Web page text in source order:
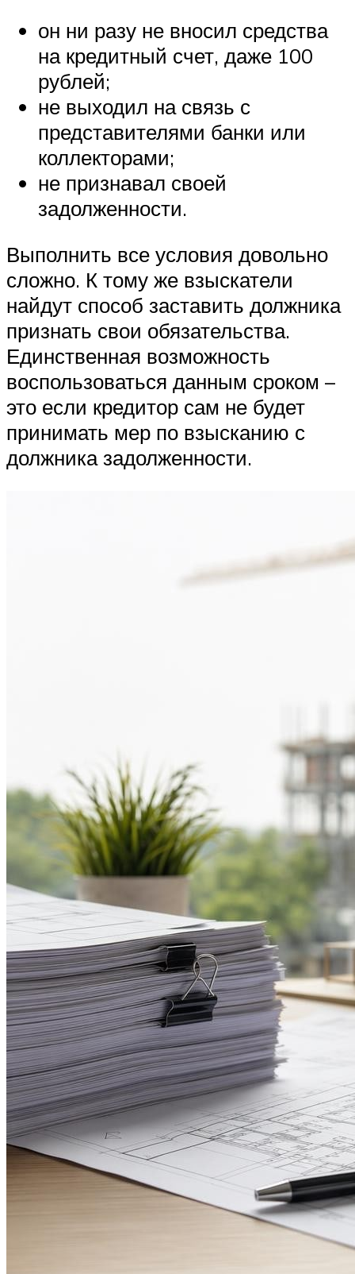
он ни разу не вносил средства
на кредитный счет, даже 100
рублей;
не выходил на связь с
представителями банки или
коллекторами;
не признавал своей
задолженности.
Выполнить все условия довольно
сложно. К тому же взыскатели
найдут способ заставить должника
признать свои обязательства.
Единственная возможность
воспользоваться данным сроком –
это если кредитор сам не будет
принимать мер по взысканию с
должника задолженности.